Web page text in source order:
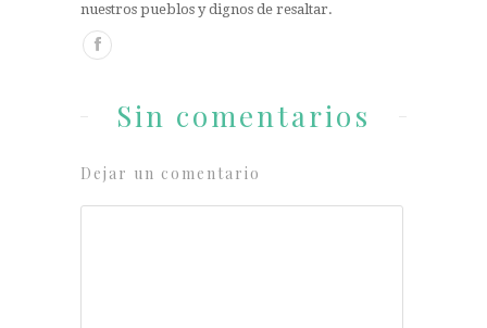
nuestros pueblos y dignos de resaltar.
Sin comentarios
Dejar un comentario